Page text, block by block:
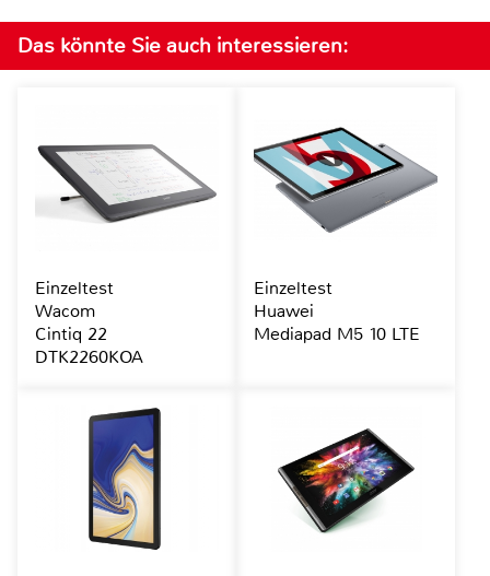
Das könnte Sie auch interessieren:
Einzeltest
Wacom
Cintiq 22
DTK2260KOA
Einzeltest
Huawei
Mediapad M5 10 LTE